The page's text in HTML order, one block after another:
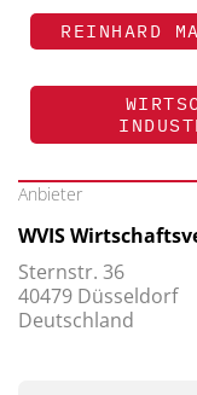
REINHARD
Anbieter
WVIS
Sternstr. 36
40479 Düsseldorf
Deutschland